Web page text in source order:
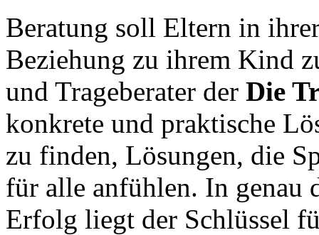
Beratung soll Eltern in
Beziehung zu ihrem Kind
und Trageberater der Die
konkrete und praktische
zu finden, Lösungen, die
für alle anfühlen. In genau
Erfolg liegt der Schlüssel